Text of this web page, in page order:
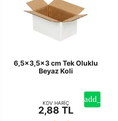
6,5x3,5x3 cm Tek Oluklu
Beyaz Koli
KDV HARİÇ
2,88 TL